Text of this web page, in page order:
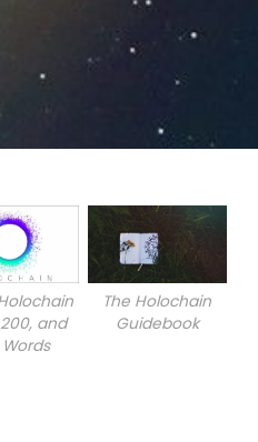
and
The Holochain
Guidebook